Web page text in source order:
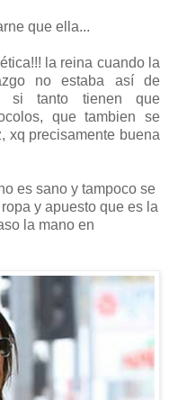
que ella...
la reina cuando la
no estaba así de
si tanto tienen que
que tambien se
xq precisamente buena
es sano y tampoco se
y apuesto que es la
la mano en